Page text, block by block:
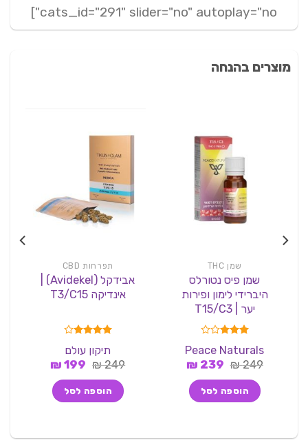
cats_id="291" slider="no" autoplay="no"]
מוצרים בהנחה
שמן THC
שמן פיס נטורלס
היברידי לימון ופירות
יער | T15/C3
3.00
מתוך 5
Peace Naturals
249
₪ המחיר
249 ₪.
239
₪המחיר
הוא:
239 ₪.
הוספה לסל
תפרחות CBD
אבידקל (Avidekel) |
אינדיקה T3/C15
מתוך 5
תיקון עולם
249
₪ המחיר
249 ₪.
199
₪המחיר
הוא:
199 ₪.
הוספה לסל